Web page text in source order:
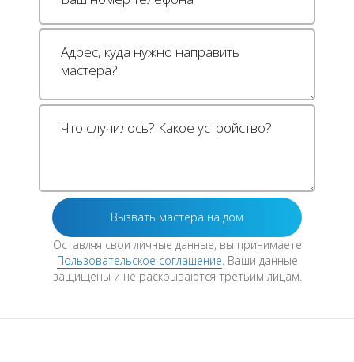
Оставляя свои личные данные, вы принимаете
Пользовательское соглашение. Ваши данные
защищены и не раскрываются третьим лицам.